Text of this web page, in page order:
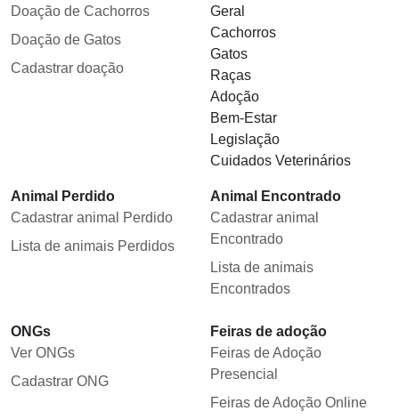
Doação de Cachorros
Doação de Gatos
Cadastrar doação
Geral
Cachorros
Gatos
Raças
Adoção
Bem-Estar
Legislação
Cuidados Veterinários
Animal Perdido
Cadastrar animal Perdido
Lista de animais Perdidos
Animal Encontrado
Cadastrar animal
Encontrado
Lista de animais
Encontrados
ONGs
Ver ONGs
Cadastrar ONG
Feiras de adoção
Feiras de Adoção
Presencial
Feiras de Adoção Online